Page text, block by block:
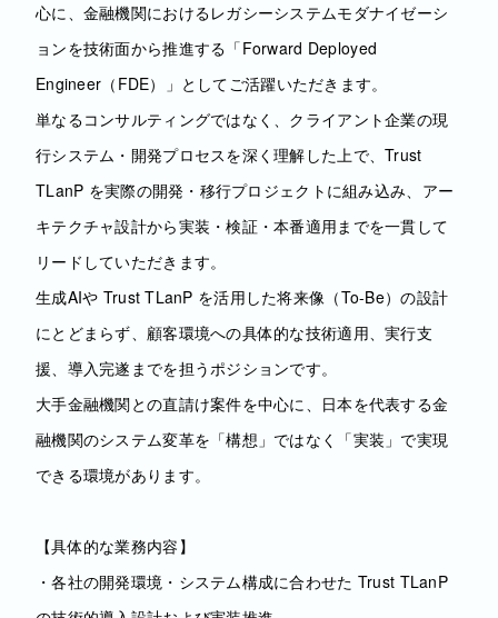
心に、金融機関におけるレガシーシステムモダナイゼーシ
ョンを技術面から推進する「Forward Deployed
Engineer（FDE）」としてご活躍いただきます。
単なるコンサルティングではなく、クライアント企業の現
行システム・開発プロセスを深く理解した上で、Trust
TLanP を実際の開発・移行プロジェクトに組み込み、アー
キテクチャ設計から実装・検証・本番適用までを一貫して
リードしていただきます。
生成AIや Trust TLanP を活用した将来像（To-Be）の設計
にとどまらず、顧客環境への具体的な技術適用、実行支
援、導入完遂までを担うポジションです。
大手金融機関との直請け案件を中心に、日本を代表する金
融機関のシステム変革を「構想」ではなく「実装」で実現
できる環境があります。
【具体的な業務内容】
・各社の開発環境・システム構成に合わせた Trust TLanP